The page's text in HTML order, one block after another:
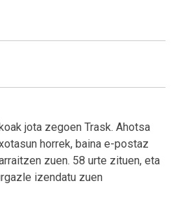
jota zegoen Trask. Ahotsa
horrek, baina e-postaz
zuen. 58 urte zituen, eta
izendatu zuen